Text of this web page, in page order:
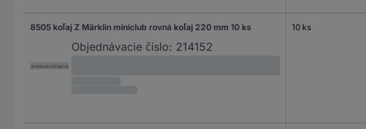
8505 koľaj Z Märklin miniclub rovná koľaj 220 mm 10 ks
Objednávacie číslo: 214152
10 ks